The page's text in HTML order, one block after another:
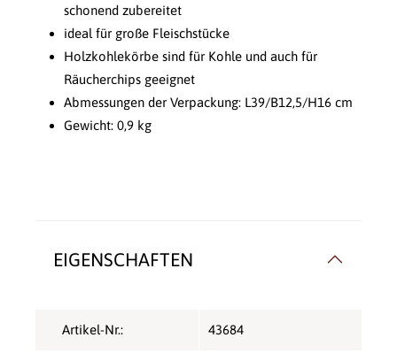
schonend zubereitet
ideal für große Fleischstücke
Holzkohlekörbe sind für Kohle und auch für
Räucherchips geeignet
Abmessungen der Verpackung: L39/B12,5/H16 cm
Gewicht: 0,9 kg
EIGENSCHAFTEN
Artikel-Nr.: 43684